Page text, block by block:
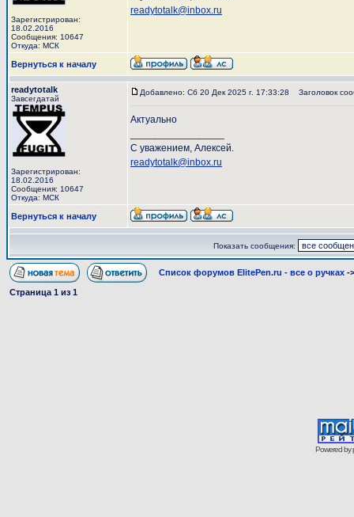
Зарегистрирован:
18.02.2016
Сообщения: 10647
Откуда: МСК
readytotalk@inbox.ru
Вернуться к началу
readytotalk
Завсегдатай
Зарегистрирован:
18.02.2016
Сообщения: 10647
Откуда: МСК
Добавлено: Сб 20 Дек 2025 г. 17:33:28 Заголовок
Актуально
С уважением, Алексей.
readytotalk@inbox.ru
Вернуться к началу
Показать сообщения:
Список форумов ElitePen.ru - все о ручках -
Страница 1 из 1
Powered by